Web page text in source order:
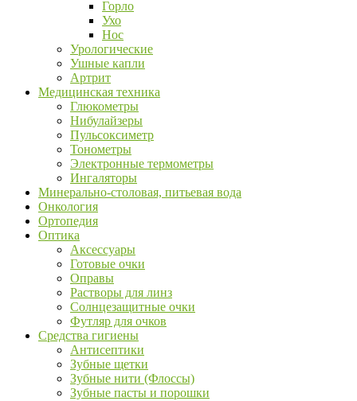
Горло
Ухо
Нос
Урологические
Ушные капли
Артрит
Медицинская техника
Глюкометры
Нибулайзеры
Пульсоксиметр
Тонометры
Электронные термометры
Ингаляторы
Минерально-столовая, питьевая вода
Онкология
Ортопедия
Оптика
Аксессуары
Готовые очки
Оправы
Растворы для линз
Солнцезащитные очки
Футляр для очков
Средства гигиены
Антисептики
Зубные щетки
Зубные нити (Флоссы)
Зубные пасты и порошки